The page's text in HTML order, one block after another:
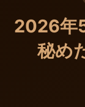
2026年
秘め